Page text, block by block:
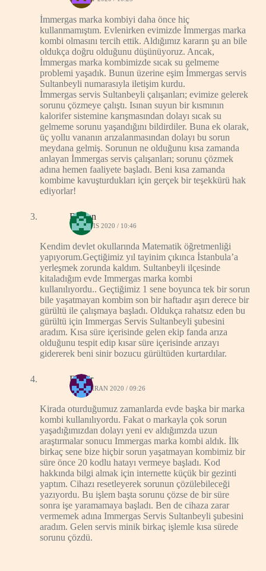
İmmergas marka kombiyi daha önce hiç
kullanmamıştım. Evlenirken evimizde İmmergas marka
kombi olmasını tercih ettik. Aldığımız kararın şu an bile
oldukça doğru olduğunu düşünüyoruz. Ancak,
İmmergas marka kombimizde sıcak su gelmeme
problemi yaşadık. Bunun üzerine eşim İmmergas servis
Sultanbeyli numarasıyla iletişim kurdu.
İmmergas servis Sultanbeyli çalışanları; evimize gelerek
sorunu çözmeye çalıştı. Isınan suyun bir kısmının
kalorifer sistemine karışmasından dolayı sıcak su
gelmeme sorunu yaşandığını bildirdiler. Buna ek olarak,
üç yollu vananın arızalanmasından dolayı bu sorun
meydana gelmiş. Sorunun ne olduğunu kısa zamanda
anlayan İmmergas servis çalışanları; sorunu çözmek
adına hemen faaliyete başladı. Beni kısa zamanda
kombime kavuşturdukları için gerçek bir teşekkürü hak
ediyorlar!
Beytan
19 MAYIS 2020 / 10:46
Kendim devlet okullarında Matematik öğretmenliği
yapıyorum.Geçtiğimiz yıl tayinim çıkınca İstanbula’a
yerleşmek zorunda kaldım. Sultanbeyli ilçesinde
kitaladığım evde Immergas marka kombi
kullanılıyordu.. Geçtiğimiz 1 sene boyunca tek bir sorun
bile yaşatmayan kombim son bir haftadır aşırı derece bir
gürültü ile çalışmaya başladı. Oldukça rahatsız eden bu
gürültü için Immergas Servis Sultanbeyli şubesini
aradım. Kısa süre içerisinde gelen ekip fanda arıza
olduğunu tespit edip kısar süre içerisinde arızayı
gidererek beni sinir bozucu gürültüden kurtardılar.
Demir
18 HAZIRAN 2020 / 09:26
Kirada oturduğumuz zamanlarda evde başka bir marka
kombi kullanılıyordu. Fakat o markayla çok sorun
yaşadığımızdan dolayı yeni ev aldığımzda uzun
araştırmalar sonucu Immergas marka kombi aldık. İlk
birkaç sene bize hiçbir sorun yaşatmayan kombimiz bir
süre önce 20 kodlu hatayı vermeye başladı. Kod
hakkında bilgi almak için internette küçük bir gezinti
yaptım. Cihazı resetleyerek sorunun çözülebileceği
yazıyordu. Bu işlem başta sorunu çözse de bir süre
sonra işe yaramamaya başladı. Ben de cihaza zarar
vermemek adına Immergas Servis Sultanbeyli şubesini
aradım. Gelen servis minik birkaç işlemle kısa sürede
sorunu çözdü.